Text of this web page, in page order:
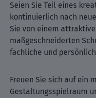
Seien Sie Teil eines
kontinuierlich nach
Sie von einem
maßgeschneiderten
fachliche und
Freuen Sie sich auf ein
Gestaltungsspielraum